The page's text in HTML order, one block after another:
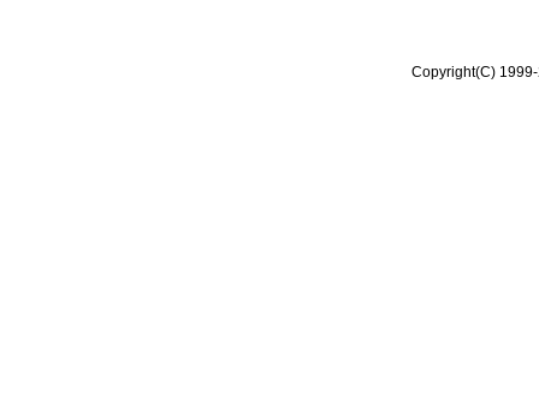
Copyright(C)